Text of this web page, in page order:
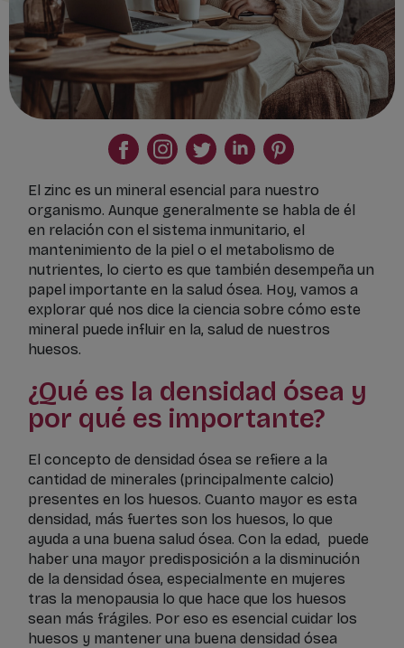
El zinc es un mineral esencial para nuestro
organismo. Aunque generalmente se habla de él
en relación con el sistema inmunitario, el
mantenimiento de la piel o el metabolismo de
nutrientes, lo cierto es que también desempeña un
papel importante en la salud ósea. Hoy, vamos a
explorar qué nos dice la ciencia sobre cómo este
mineral puede influir en la, salud de nuestros
huesos.
¿Qué es la densidad ósea y
por qué es importante?
El concepto de densidad ósea se refiere a la
cantidad de minerales (principalmente calcio)
presentes en los huesos. Cuanto mayor es esta
densidad, más fuertes son los huesos, lo que
ayuda a una buena salud ósea. Con la edad, puede
haber una mayor predisposición a la disminución
de la densidad ósea, especialmente en mujeres
tras la menopausia lo que hace que los huesos
sean más frágiles. Por eso es esencial cuidar los
huesos y mantener una buena densidad ósea